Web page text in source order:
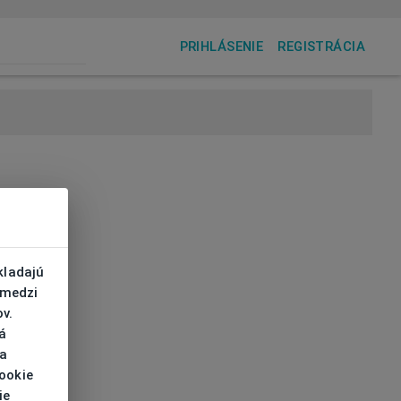
PRIHLÁSENIE REGISTRÁCIA